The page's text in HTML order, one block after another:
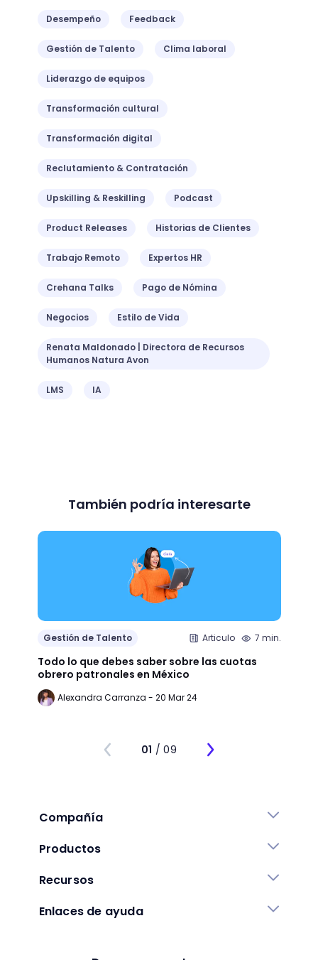
Desempeño Feedback
Gestión de Talento Clima laboral
Liderazgo de equipos
Transformación cultural
Transformación digital
Reclutamiento & Contratación
Upskilling & Reskilling Podcast
Product Releases Historias de Clientes
Trabajo Remoto Expertos HR
Crehana Talks Pago de Nómina
Negocios Estilo de Vida
Renata Maldonado | Directora de Recursos
Humanos Natura Avon
LMS IA
También podría interesarte
Gestión de Talento Articulo 7 min.
Todo lo que debes saber sobre las cuotas
obrero patronales en México
Alexandra Carranza - 20 Mar 24
01 / 09
Compañía
Productos
Recursos
Enlaces de ayuda